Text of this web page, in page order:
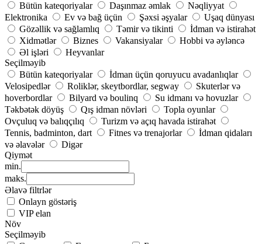
Bütün kateqoriyalar
Daşınmaz əmlak
Nəqliyyat
Elektronika
Ev və bağ üçün Şəxsi əşyalar
Uşaq dünyası
Gözəllik və sağlamlıq
Təmir və tikinti
İdman və istirahət
Xidmətlər
Biznes Vakansiyalar
Hobbi və əyləncə
Əl işləri
Heyvanlar
Seçilməyib
Bütün kateqoriyalar
İdman üçün qoruyucu avadanlıqlar
Velosipedlər
Roliklər, skeytbordlar, segway
Skuterlər və
hoverbordlar
Bilyard və boulinq
Su idmanı və hovuzlar
Təkbətək döyüş
Qış idman növləri
Topla oyunlar
Ovçuluq və balıqçılıq
Turizm və açıq havada istirahət
Tennis, badminton, dart
Fitnes və trenajorlar
İdman qidaları
və əlavələr
Digər
Qiymət
min.
maks.
Əlavə filtrlər
Onlayn göstəriş
VIP elan
Növ
Seçilməyib